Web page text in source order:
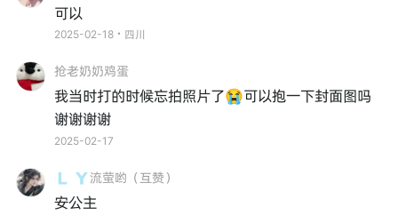
可以
2025-02-18・四川
抢老奶奶鸡蛋
我当时打的时候忘拍照片了😭可以抱一下封面图吗
谢谢谢谢
2025-02-17
🇱 🇾流萤哟（互赞）
安公主